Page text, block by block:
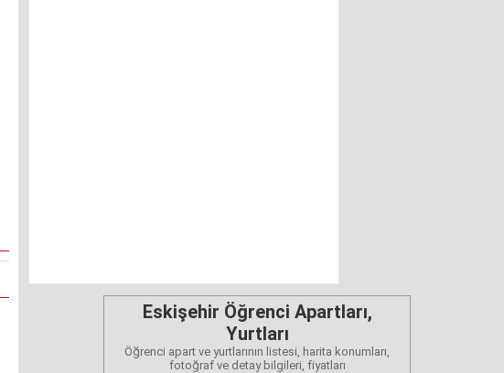
Eskişehir Öğrenci Apartları,
Yurtları
Öğrenci apart ve yurtlarının listesi, harita konumları,
fotoğraf ve detay bilgileri, fiyatları